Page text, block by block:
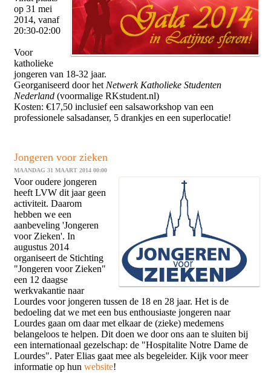
op 31 mei
2014, vanaf
20:30-02:00
Voor
katholieke
jongeren van 18-32 jaar.
Georganiseerd door hetNetwerk Katholieke Studenten
Nederland (voormalige RKstudent.nl)
Kosten: €17,50 inclusief een salsaworkshop van een
professionele salsadanser, 5 drankjes en een superlocatie!
Jongeren voor zieken
MAANDAG 31 MAART 2014 00:00
Voor oudere jongeren
heeft LVW dit jaar geen
activiteit. Daarom
hebben we een
aanbeveling 'Jongeren
voor Zieken'. In
augustus 2014
organiseert de Stichting
"Jongeren voor Zieken"
een 12 daagse
werkvakantie naar
Lourdes voor jongeren tussen de 18 en 28 jaar. Het is de
bedoeling dat we met een bus enthousiaste jongeren naar
Lourdes gaan om daar met elkaar de (zieke) medemens
belangeloos te helpen. Dit doen we door ons aan te sluiten bij
een internationaal gezelschap: de "Hospitalite Notre Dame de
Lourdes". Pater Elias gaat mee als begeleider. Kijk voor meer
informatie op hun website!